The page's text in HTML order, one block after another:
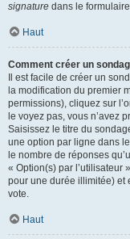
signature dans le
Haut
Comment créer un
Il est facile de créer un
la modification du premier
permissions), cliquez sur
le voyez pas, vous n’avez
Saisissez le titre du
une option par ligne dans
le nombre de réponses
« Option(s) par l’utilisateur
pour une durée illimitée) et
vote.
Haut